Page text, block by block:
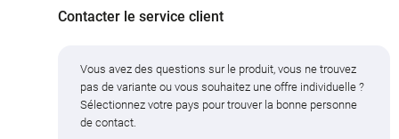
Contacter le service client
Vous avez des questions sur le produit, vous ne trouvez
pas de variante ou vous souhaitez une offre individuelle ?
Sélectionnez votre pays pour trouver la bonne personne
de contact.